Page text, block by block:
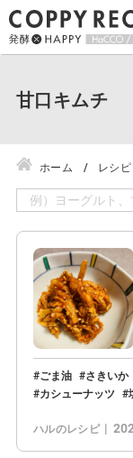
甘口キムチ
ホーム レシピ
ごま油 さきいか
カシューナッツ
ハルのレシピ